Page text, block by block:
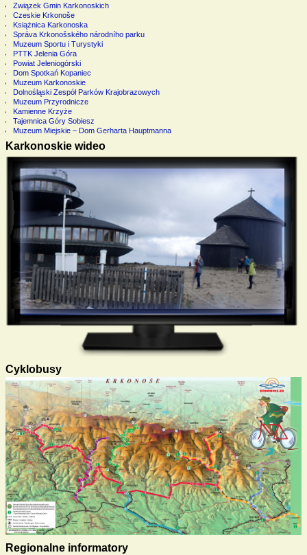
Związek Gmin Karkonoskich
Czeskie Krkonoše
Książnica Karkonoska
Správa Krkonošského národního parku
Muzeum Sportu i Turystyki
PTTK Jelenia Góra
Powiat Jeleniogórski
Dom Spotkań Kopaniec
Muzeum Karkonoskie
Dolnośląski Zespół Parków Krajobrazowych
Muzeum Przyrodnicze
Kamienne Krzyże
Tajemnica Góry Sobiesz
Muzeum Miejskie – Dom Gerharta Hauptmanna
Karkonoskie wideo
Cyklobusy
Regionalne informatory